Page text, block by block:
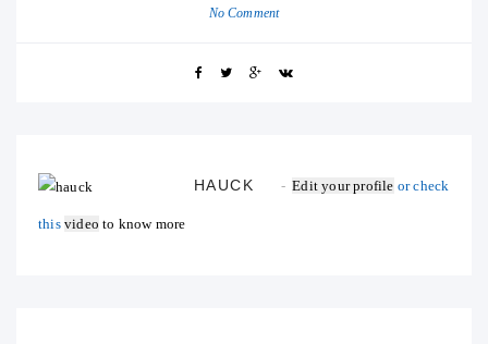
No Comment
HAUCK Edit your profile or check
this video to know more